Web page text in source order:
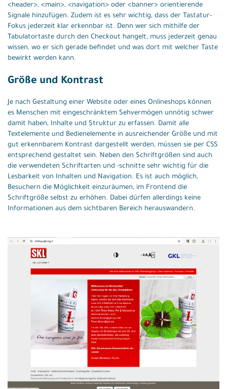
<header>, <main>, <navigation> oder <banner> orientierende
Signale hinzufügen. Zudem ist es sehr wichtig, dass der Tastatur-
Fokus jederzeit klar erkennbar ist. Denn wer sich mithilfe der
Tabulatortaste durch den Checkout hangelt, muss jederzeit genau
wissen, wo er sich gerade befindet und was dort mit welcher Taste
bewirkt werden kann.
Größe und Kontrast
Je nach Gestaltung einer Website oder eines Onlineshops können
es Menschen mit eingeschränktem Sehvermögen unnötig schwer
damit haben, Inhalte und Struktur zu erfassen. Damit alle
Textelemente und Bedienelemente in ausreichender Größe und mit
gut erkennbarem Kontrast dargestellt werden, müssen sie per CSS
entsprechend gestaltet sein. Neben den Schriftgrößen sind auch
die verwendeten Schriftarten und -schnitte sehr wichtig für die
Lesbarkeit von Inhalten und Navigation. Es ist auch möglich,
Besuchern die Möglichkeit einzuräumen, im Frontend die
Schriftgröße selbst zu erhöhen. Dabei dürfen allerdings keine
Informationen aus dem sichtbaren Bereich herauswandern.